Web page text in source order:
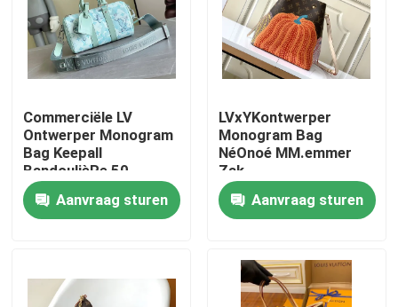
Huis
Producten
Commerciële LV
Ontwerper Monogram
Bag Keepall
BandoulièRe 50
Blauwe Reiszak
Aanvraag sturen
LVxYKontwerper
Monogram Bag
NéOnoé MM.emmer
Zak
Aanvraag sturen